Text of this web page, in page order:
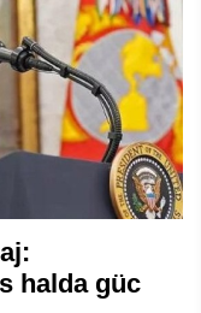
halda güc